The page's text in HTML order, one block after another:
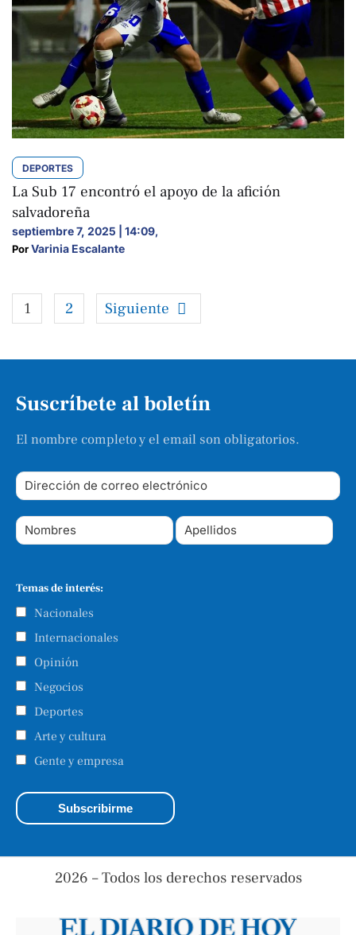
DEPORTES
La Sub 17 encontró el apoyo de la afición
salvadoreña
septiembre 7, 2025 | 14:09,
Por Varinia Escalante
1 2 Siguiente
Suscríbete al boletín
El nombre completo y el email son obligatorios.
Temas de interés:
Nacionales
Internacionales
Opinión
Negocios
Deportes
Arte y cultura
Gente y empresa
2026 – Todos los derechos reservados